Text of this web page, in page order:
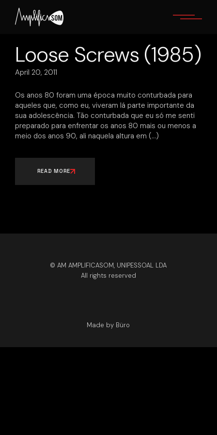
content
Loose Screws (1985)
April 20, 2011
Os anos 80 foram uma época muito conturbada para
aqueles que, como eu, viveram lá parte importante da
sua adolescência. Tão conturbada que eu só me senti
preparado para enfrentar os anos 80 mais ou menos a
meio dos anos 90, ali naquela altura em
READ MORE
© AM AMPLIFICASOM, UNIPESSOAL LDA
All rights reserved
Made by Büro